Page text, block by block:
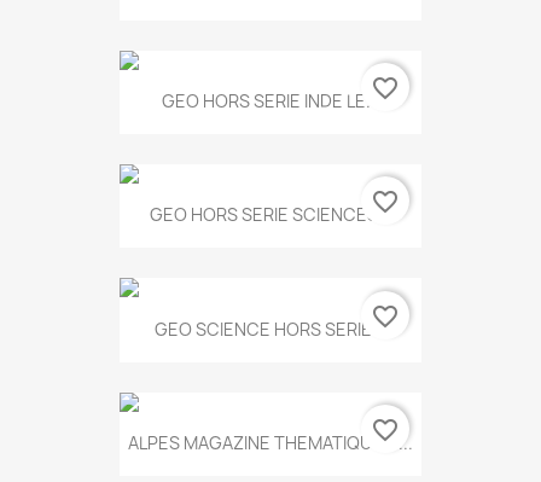
GEO HORS SERIE INDE LE...favorite_border
GEO HORS SERIE SCIENCES...
favorite_border
GEO SCIENCE HORS SERIE...favorite_border
ALPES MAGAZINE THEMATIQUE N...
favorite_border